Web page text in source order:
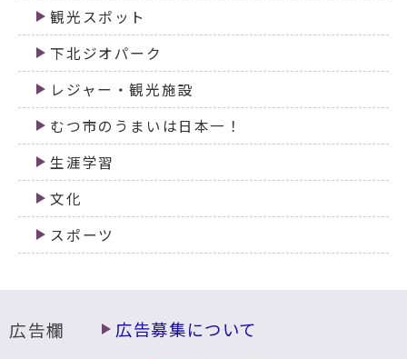
観光スポット
下北ジオパーク
レジャー・観光施設
むつ市のうまいは日本一！
生涯学習
文化
スポーツ
広告欄 広告募集について